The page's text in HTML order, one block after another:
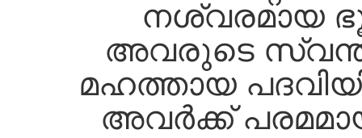
നശ്വരമായ
അവരുടെ
മഹത്തായ
അവര്‍ക്ക്‌